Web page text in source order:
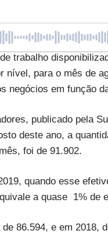
trabalho
nível, para o mês de
negócios em função
publicado pela
deste ano, a
foi de 91.902.
quando esse
a quase 1% de
86.594, e em 2018,